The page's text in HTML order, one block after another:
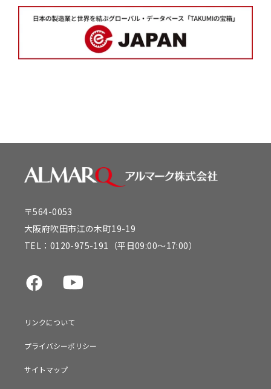
〒564-0053
大阪府吹田市江の木町19-19
TEL： 0120-975-191 （平日09:00～17:00）
リンクについて
プライバシーポリシー
サイトマップ